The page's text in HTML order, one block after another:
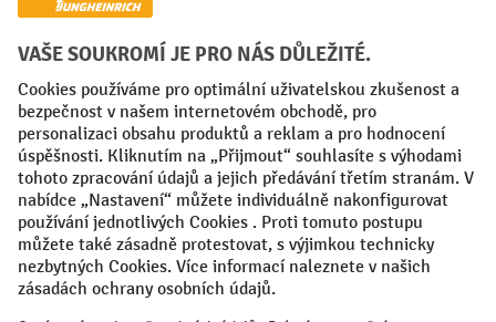
Sociální sítě
Facebook
YouTubeLinkedIn
VODP Otisk
Prohlášení o ochraně osobních údajů
Nastavení ochrany osobních údajů